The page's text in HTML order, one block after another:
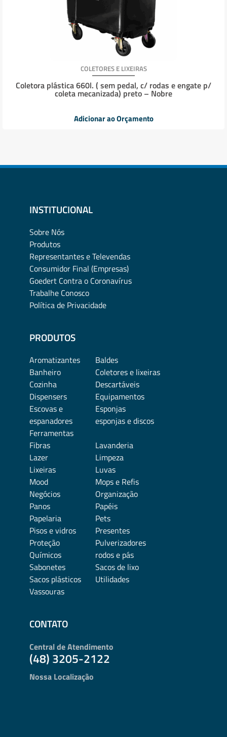
COLETORES E LIXEIRAS
Coletora plástica 660l. ( sem pedal, c/ rodas e engate p/
coleta mecanizada) preto – Nobre
Adicionar ao Orçamento
INSTITUCIONAL
Sobre Nós
Produtos
Representantes e Televendas
Consumidor Final (Empresas)
Goedert Contra o Coronavírus
Trabalhe Conosco
Política de Privacidade
PRODUTOS
Aromatizantes
Baldes
Banheiro
Coletores e lixeiras
Cozinha
Descartáveis
Dispensers
Equipamentos
Escovas e
espanadores
Esponjas
esponjas e discos
Ferramentas
Fibras
Lavanderia
Lazer
Limpeza
Lixeiras
Luvas
Mood
Mops e Refis
Negócios
Organização
Panos
Papéis
Papelaria
Pets
Pisos e vidros
Presentes
Proteção
Pulverizadores
Químicos
rodos e pás
Sabonetes
Sacos de lixo
Sacos plásticos
Utilidades
Vassouras
CONTATO
Central de Atendimento
(48) 3205-2122
Nossa Localização